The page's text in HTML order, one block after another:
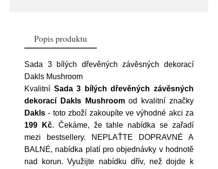
Popis produktu
Sada 3 bílých dřevěných závěsných dekorací
Dakls Mushroom
Kvalitní Sada 3 bílých dřevěných závěsných
dekorací Dakls Mushroomod kvalitní značky
Dakls - toto zboží zakoupíte ve výhodné akci za
199 Kč. Čekáme, že tahle nabídka se zařadí
mezi bestsellery. NEPLAŤTE DOPRAVNÉ A
BALNÉ, nabídka platí pro objednávky v hodnotě
nad korun. Využijte nabídku dřív, než dojde k